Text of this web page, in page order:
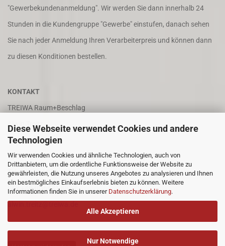
Diese Webseite verwendet Cookies und andere
Technologien
Wir verwenden Cookies und ähnliche Technologien, auch von
Drittanbietern, um die ordentliche Funktionsweise der Website zu
gewährleisten, die Nutzung unseres Angebotes zu analysieren und Ihnen
ein bestmögliches Einkaufserlebnis bieten zu können. Weitere
Informationen finden Sie in unserer Datenschutzerklärung.
Alle Akzeptieren
Nur Notwendige
"Gewerbekundenanmeldung". Wir werden Sie dann innerhalb 24
Stunden in die Kundengruppe "Gewerbe" einstufen, danach sehen
Sie nach jeder Anmeldung Ihren Verarbeiterpreis und können dann
zu diesen Konditionen bestellen.
KONTAKT
TREIWA Raum+Beschlag
Alwin Treitz
In der Puhl 8
66687 Wadern
Tel. +49 (0)6871 4202
Fax +49 (0)6871 8932
alwin.treitz@treiwa.de